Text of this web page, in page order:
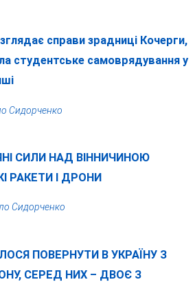
справи зрадниці Кочерги,
студентське самоврядування у
Сидорченко
СИЛИ НАД ВІННИЧИНОЮ
РАКЕТИ І ДРОНИ
Сидорченко
ПОВЕРНУТИ В УКРАЇНУ З
СЕРЕД НИХ – ДВОЄ З